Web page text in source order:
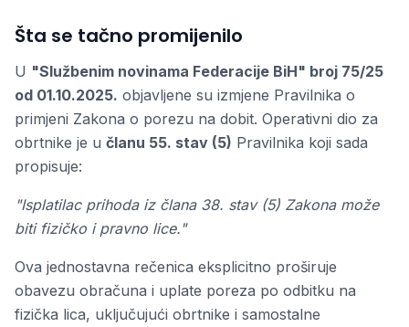
Šta se tačno promijenilo
U "Službenim novinama Federacije BiH" broj 75/25
od 01.10.2025. objavljene su izmjene Pravilnika o
primjeni Zakona o porezu na dobit. Operativni dio za
obrtnike je u članu 55. stav (5) Pravilnika koji sada
propisuje:
"Isplatilac prihoda iz člana 38. stav (5) Zakona može
biti fizičko i pravno lice."
Ova jednostavna rečenica eksplicitno proširuje
obavezu obračuna i uplate poreza po odbitku na
fizička lica, uključujući obrtnike i samostalne